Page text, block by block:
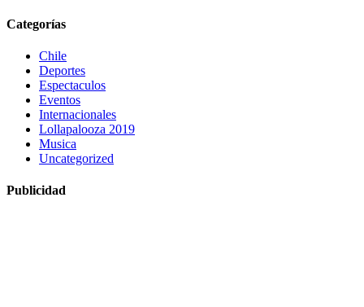
Categorías
Chile
Deportes
Espectaculos
Eventos
Internacionales
Lollapalooza 2019
Musica
Uncategorized
Publicidad